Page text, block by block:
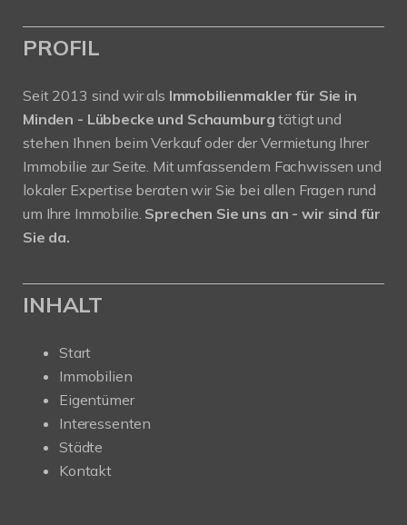
PROFIL
Seit 2013 sind wir als Immobilienmakler für Sie in
Minden - Lübbecke und Schaumburgtätigt und
stehen Ihnen beim Verkauf oder der Vermietung Ihrer
Immobilie zur Seite. Mit umfassendem Fachwissen und
lokaler Expertise beraten wir Sie bei allen Fragen rund
um Ihre Immobilie. Sprechen Sie uns an - wir sind für
Sie da.
INHALT
Start
Immobilien
Eigentümer
Interessenten
Städte
Kontakt